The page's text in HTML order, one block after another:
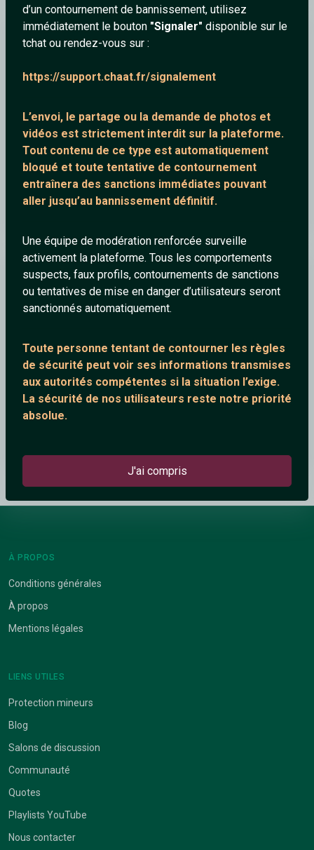
d’un contournement de bannissement, utilisez
immédiatement le bouton "Signaler" disponible sur le
tchat ou rendez-vous sur :
https://support.chaat.fr/signalement
L’envoi, le partage ou la demande de photos et
vidéos est strictement interdit sur la plateforme.
Tout contenu de ce type est automatiquement
bloqué et toute tentative de contournement
entraînera des sanctions immédiates pouvant
aller jusqu’au bannissement définitif.
Une équipe de modération renforcée surveille
activement la plateforme. Tous les comportements
suspects, faux profils, contournements de sanctions
ou tentatives de mise en danger d’utilisateurs seront
sanctionnés automatiquement.
Toute personne tentant de contourner les règles
de sécurité peut voir ses informations transmises
aux autorités compétentes si la situation l’exige.
La sécurité de nos utilisateurs reste notre priorité
absolue.
J'ai compris
Indila - Dernière Danse (Clip Officiel)
À PROPOS
Conditions générales
À propos
Mentions légales
LIENS UTILES
Protection mineurs
Blog
Salons de discussion
Communauté
Quotes
Playlists YouTube
Nous contacter